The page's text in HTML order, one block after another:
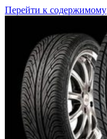
Перейти к содержимому